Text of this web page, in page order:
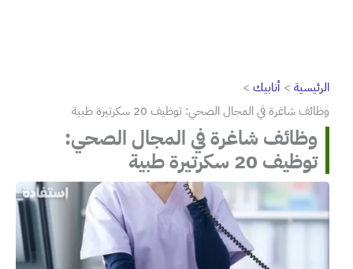
الرئيسية
أنابيك
وظائف شاغرة في المجال الصحي: توظيف 20 سكرتيرة طبية
وظائف شاغرة في المجال الصحي:
توظيف 20 سكرتيرة طبية